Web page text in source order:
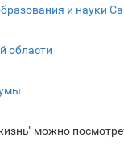
и науки
области
можно